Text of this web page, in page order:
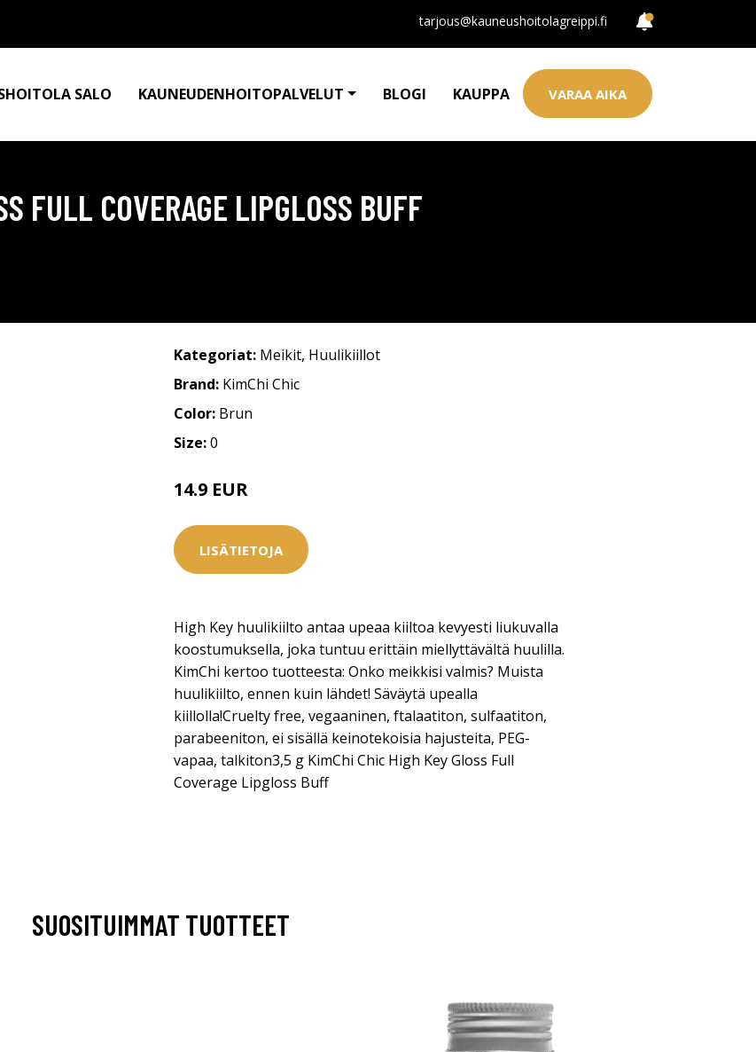
tarjous@kauneushoitolagreippi.fi
SALO KAUNEUDENHOITOPALVELUT BLOGI KAUPPA VARAA AIKA
FULL COVERAGE LIPGLOSS BUFF
Kategoriat: Meikit, Huulikiillot
Brand: KimChi Chic
Color: Brun
Size:0
14.9 EUR
LISÄTIETOJA
High Key huulikiilto antaa upeaa kiiltoa kevyesti liukuvalla
koostumuksella, joka tuntuu erittäin miellyttävältä huulilla.
KimChi kertoo tuotteesta: Onko meikkisi valmis? Muista
huulikiilto, ennen kuin lähdet! Säväytä upealla
kiillolla!Cruelty free, vegaaninen, ftalaatiton, sulfaatiton,
parabeeniton, ei sisällä keinotekoisia hajusteita, PEG-
vapaa, talkiton3,5 g KimChi Chic High Key Gloss Full
Coverage Lipgloss Buff
SUOSITUIMMAT TUOTTEET